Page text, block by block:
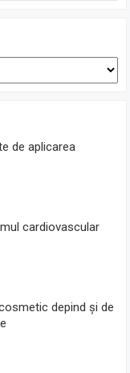
de aplicarea
cardiovascular
depind și de